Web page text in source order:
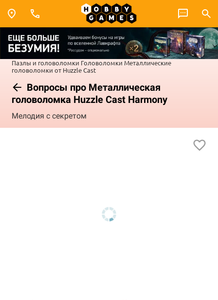
Пазлы и головоломки Головоломки Металлические
головоломки от Huzzle Cast
Вопросы про Металлическая
головоломка Huzzle Cast Harmony
Мелодия с секретом